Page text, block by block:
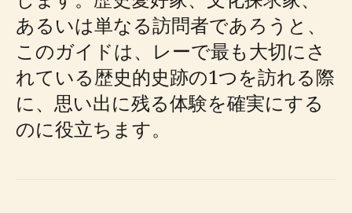
あるいは単なる訪問者であろうと、
このガイドは、レーで最も大切にさ
れている歴史的史跡の1つを訪れる際
に、思い出に残る体験を確実にする
のに役立ちます。